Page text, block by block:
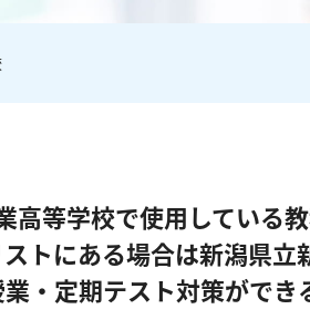
高等学校で使用している
トにある場合は新潟県
・定期テスト対策ができ